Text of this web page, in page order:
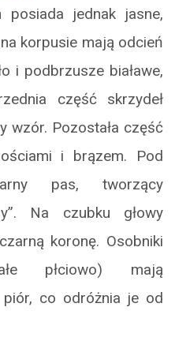
posiada jednak jasne,
korpusie mają odcień
i podbrzusze białawe,
część skrzydeł
wzór. Pozostała część
i brązem. Pod
pas, tworzący
Na czubku głowy
koronę. Osobniki
płciowo) mają
piór, co odróżnia je od